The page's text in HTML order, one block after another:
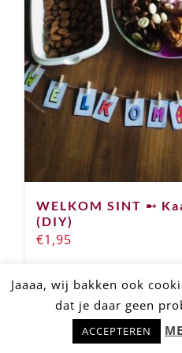
WELKOM SINT ➸
(DIY)
€1,95
winkelwagen
Jaaaa, wij bakken ook
dat je daar geen
ACCEPTEREN
Hulp nodig? Stel